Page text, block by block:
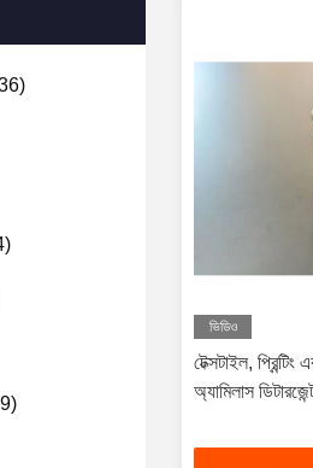
ভিডিও
টেক্সটাইল,
অ্যামিলাস